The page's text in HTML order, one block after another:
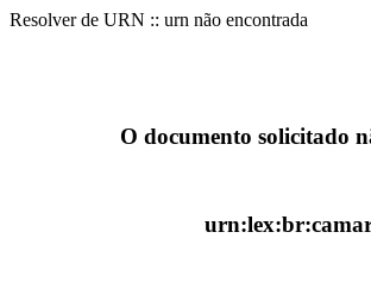
Resolver de URN :: urn não encontrada
O documento solicitado